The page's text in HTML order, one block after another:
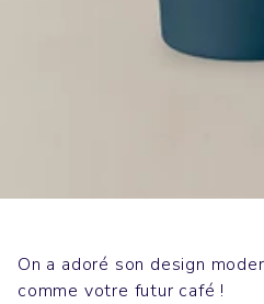
On a adoré son design
comme votre futur café !